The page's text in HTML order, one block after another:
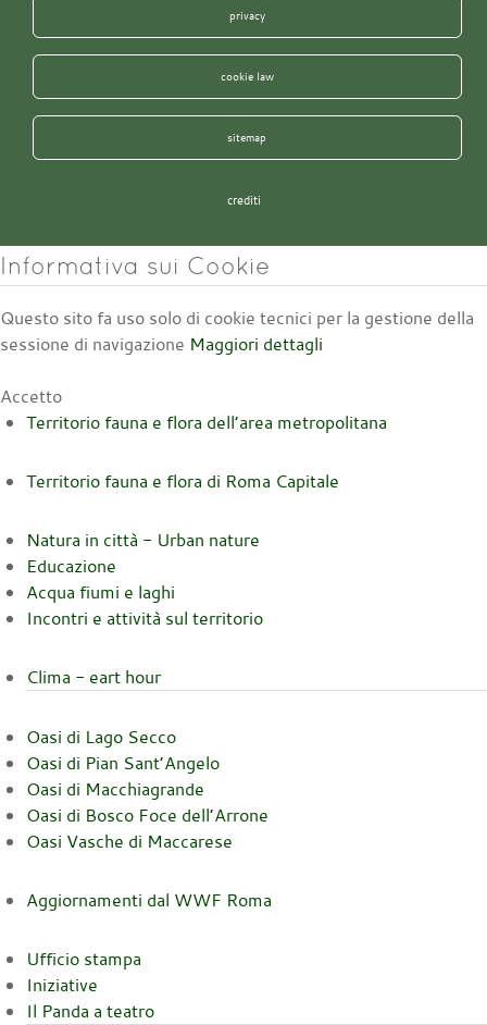
privacy
cookie law
sitemap
crediti
Informativa sui Cookie
Questo sito fa uso solo di cookie tecnici per la gestione della
sessione di navigazione Maggiori dettagli
Accetto
Territorio fauna e flora dell’area metropolitana
Territorio fauna e flora di Roma Capitale
Natura in città - Urban nature
Educazione
Acqua fiumi e laghi
Incontri e attività sul territorio
Clima - eart hour
Oasi di Lago Secco
Oasi di Pian Sant’Angelo
Oasi di Macchiagrande
Oasi di Bosco Foce dell’Arrone
Oasi Vasche di Maccarese
Aggiornamenti dal WWF Roma
Ufficio stampa
Iniziative
Il Panda a teatro